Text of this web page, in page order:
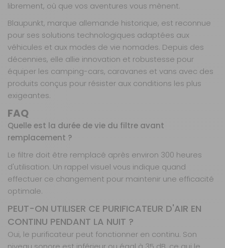
librement, où que vos aventures vous mènent.
Blaupunkt, marque allemande historique, est reconnue
pour ses solutions technologiques adaptées aux
véhicules et aux modes de vie nomades. Depuis des
décennies, elle allie innovation et robustesse pour
équiper les camping-cars, caravanes et vans avec des
produits conçus pour résister aux conditions les plus
exigeantes.
FAQ
Quelle est la durée de vie du filtre avant
remplacement ?
Le filtre doit être remplacé après environ 300 heures
d'utilisation. Un rappel visuel vous indique quand
effectuer ce changement pour maintenir une efficacité
optimale.
PEUT-ON UTILISER CE PURIFICATEUR D'AIR EN
CONTINU PENDANT LA NUIT ?
Oui, le purificateur peut fonctionner en continu. Son